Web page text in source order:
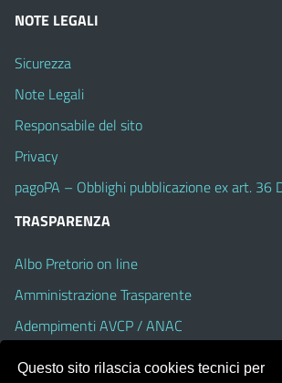
NOTE LEGALI
Sicurezza
Note Legali
Responsabile del sito
Privacy
pagoPA – Obblighi pubblicazione ex art. 36
TRASPARENZA
Albo Pretorio on line
Amministrazione Trasparente
Adempimenti AVCP / ANAC
Questo sito rilascia cookies tecnici per